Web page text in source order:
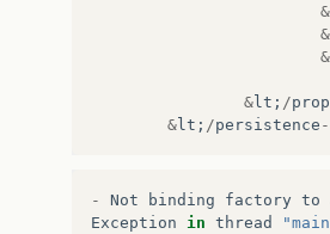
&
&
&
& lt ; /
& lt ; /persistence -
- Not binding factory to
Exception
in thread